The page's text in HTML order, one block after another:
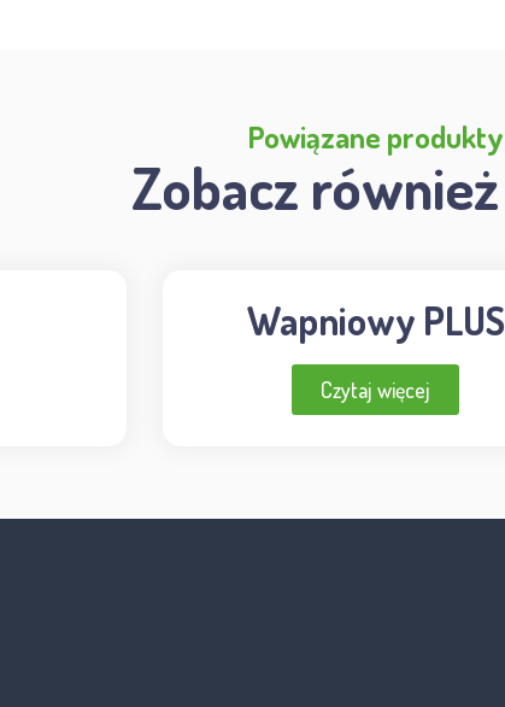
Powiązane produkty
Zobacz
Wapniowy PLUS
Czytaj więcej